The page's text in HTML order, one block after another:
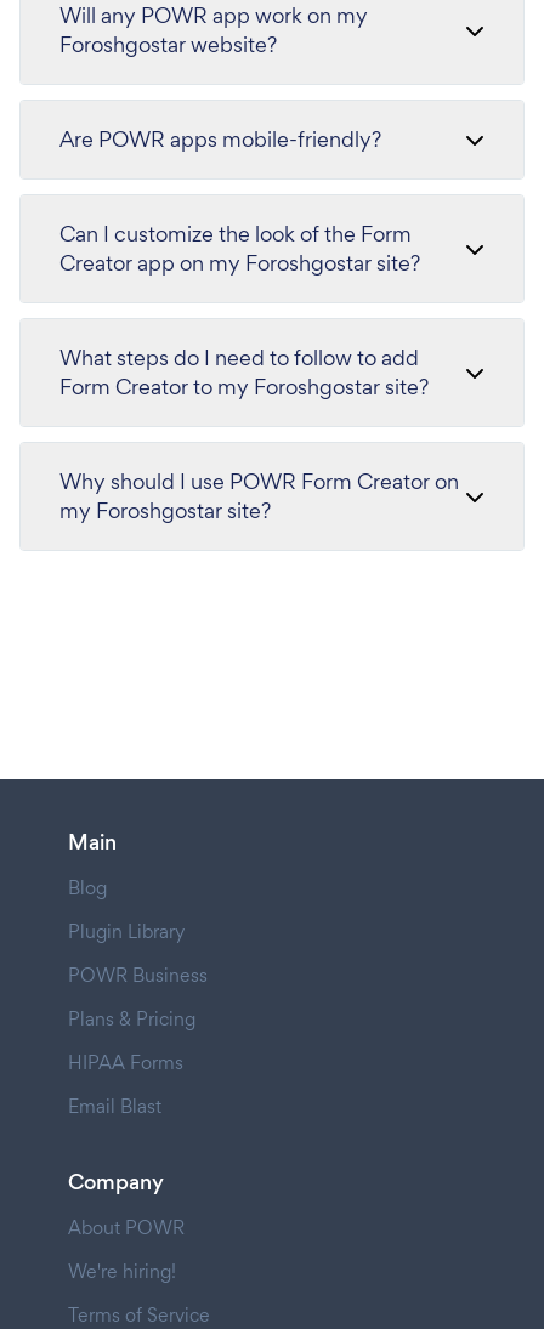
Will any POWR app work on my
Foroshgostar website?
Are POWR apps mobile-friendly?
Can I customize the look of the Form
Creator app on my Foroshgostar site?
What steps do I need to follow to add
Form Creator to my Foroshgostar site?
Why should I use POWR Form Creator on
my Foroshgostar site?
Main
Blog
Plugin Library
POWR Business
Plans & Pricing
HIPAA Forms
Email Blast
Company
About POWR
We're hiring!
Terms of Service